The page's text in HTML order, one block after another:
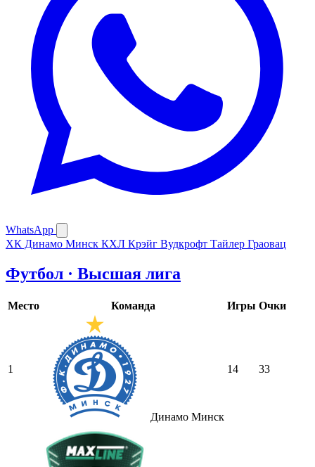
WhatsApp
ХК Динамо Минск КХЛ Крэйг Вудкрофт Тайлер Граовац
Футбол · Высшая лига
Место Команда Игры Очки
1
Динамо Минск
14 33